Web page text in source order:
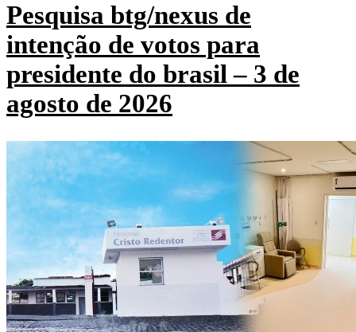
Pesquisa btg/nexus de
intenção de votos para
presidente do brasil – 3 de
agosto de 2026